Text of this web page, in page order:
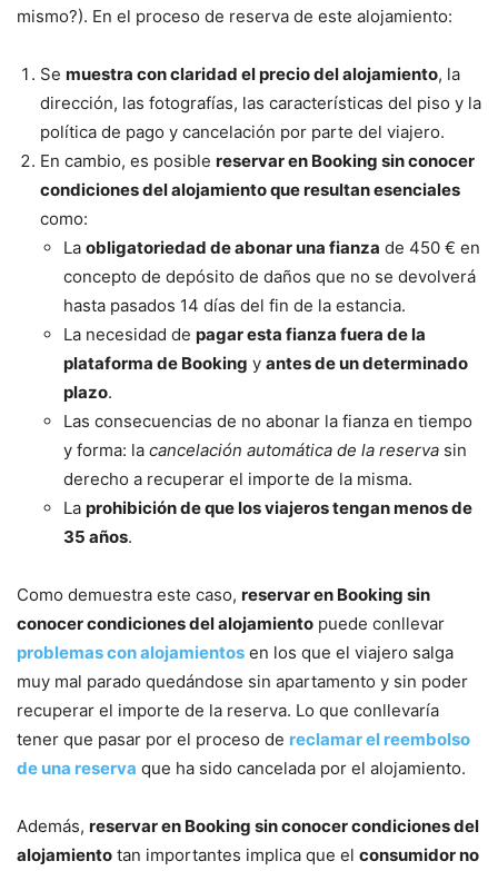
mismo?). En el proceso de reserva de este alojamiento:
Se muestra con claridad el precio del alojamiento, la
dirección, las fotografías, las características del piso y la
política de pago y cancelación por parte del viajero.
En cambio, es posible reservar en Booking sin conocer
condiciones del alojamiento que resultan esenciales
como:
La obligatoriedad de abonar una fianza de 450 € en
concepto de depósito de daños que no se devolverá
hasta pasados 14 días del fin de la estancia.
La necesidad de pagar esta fianza fuera de la
plataforma de Booking y antes de un determinado
plazo.
Las consecuencias de no abonar la fianza en tiempo
y forma: la cancelación automática de la reserva sin
derecho a recuperar el importe de la misma.
La prohibición de que los viajeros tengan menos de
35 años.
Como demuestra este caso, reservar en Booking sin
conocer condiciones del alojamiento puede conllevar
problemas con alojamientos en los que el viajero salga
muy mal parado quedándose sin apartamento y sin poder
recuperar el importe de la reserva. Lo que conllevaría
tener que pasar por el proceso de reclamar el reembolso
de una reserva que ha sido cancelada por el alojamiento.
Además, reservar en Booking sin conocer condiciones del
alojamiento tan importantes implica que el consumidor no